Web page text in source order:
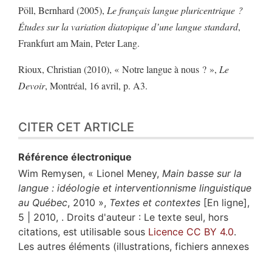
Pöll, Bernhard (2005), Le français langue pluricentrique ?
Études sur la variation diatopique d’une langue standard,
Frankfurt am Main, Peter Lang.
Rioux, Christian (2010), « Notre langue à nous ? », Le
Devoir, Montréal, 16 avril, p. A3.
CITER CET ARTICLE
Référence électronique
Wim Remysen, « Lionel Meney, Main basse sur la
langue : idéologie et interventionnisme linguistique
au Québec, 2010 », Textes et contextes [En ligne],
5 | 2010, . Droits d'auteur : Le texte seul, hors
citations, est utilisable sous Licence CC BY 4.0.
Les autres éléments (illustrations, fichiers annexes